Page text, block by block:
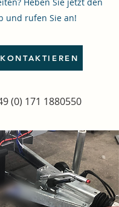
und rufen Sie an!
(0) 171 1880550